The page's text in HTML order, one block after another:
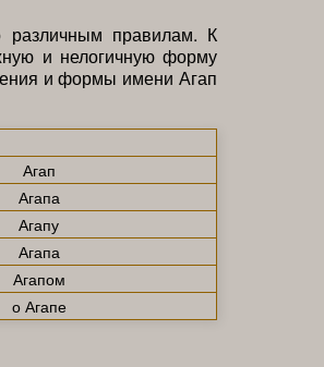
различным правилам. К
и нелогичную форму
и формы имени Агап
Агап
Агапа
Агапу
Агапа
Агапом
о Агапе